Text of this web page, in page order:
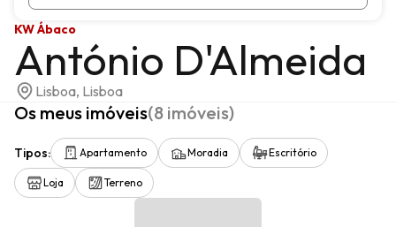
KW Ábaco
António D'Almeida
Lisboa, Lisboa
Os meus imóveis(8 imóveis)
Tipos: Apartamento Moradia Escritório
Loja Terreno